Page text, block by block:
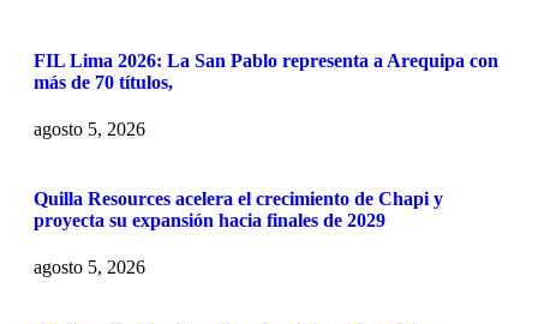
FIL Lima 2026: La San Pablo representa a Arequipa con
más de 70 títulos,
agosto 5, 2026
Quilla Resources acelera el crecimiento de Chapi y
proyecta su expansión hacia finales de 2029
agosto 5, 2026